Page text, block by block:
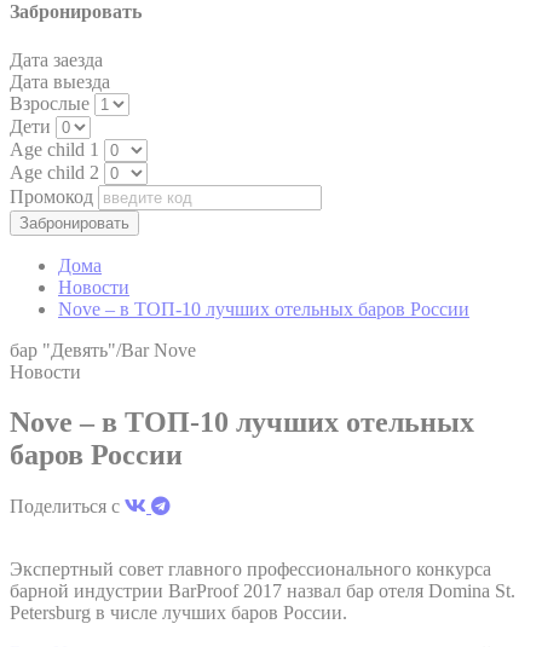
_ga
_gid
Google
Analytics
to enhance the
website
Маркетинговые файлы cookie будут использоваться в
пользователя, чтобы отслеживать его поведение и
привычки в Интернете в маркетинговых целях.
Дать согласие на отправку пользовательских данных,
связанных с рекламой, в Google.
Забронировать
Дата заезда
Дата выезда
Взрослые
Дети
Age child 1
Age child 2
Промокод
Дома
Новости
Nove – в ТОП-10 лучших отельных баров России
бар "Девять"/Bar Nove
Новости
Nove – в ТОП-10 лучших отельных
баров России
Поделиться с
Экспертный совет главного профессионального конкурса
барной индустрии BarProof 2017 назвал бар отеля Domina St.
Petersburg в числе лучших баров России.